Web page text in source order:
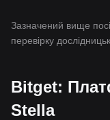
Зазначений вище
перевірку
Bitget:
Stella